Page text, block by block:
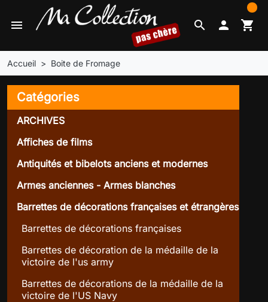
search
menu  shopping_cart
Accueil Boite de Fromage
Catégories
ARCHIVES
Affiches de films
Antiquités et bibelots anciens et modernes
Armes anciennes - Armes blanches
Barrettes de décorations françaises et étrangères
Barrettes de décorations françaises
Barrettes de décoration de la médaille de la
victoire de l'us army
Barrettes de décorations de la médaille de la
victoire de l'US Navy